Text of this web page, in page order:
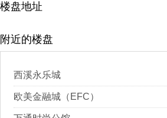
楼盘地址
附近的楼盘
西溪永乐城
欧美金融城（EFC）